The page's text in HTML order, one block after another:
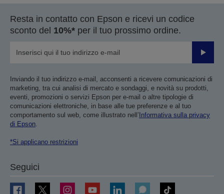
Resta in contatto con Epson e ricevi un codice
sconto del 10%* per il tuo prossimo ordine.
Invia
Inviando il tuo indirizzo e-mail, acconsenti a ricevere comunicazioni di
marketing, tra cui analisi di mercato e sondaggi, e novità su prodotti,
eventi, promozioni o servizi Epson per e-mail o altre tipologie di
comunicazioni elettroniche, in base alle tue preferenze e al tuo
comportamento sul web, come illustrato nell’ Informativa sulla privacy
di Epson
*Si applicano restrizioni
Seguici